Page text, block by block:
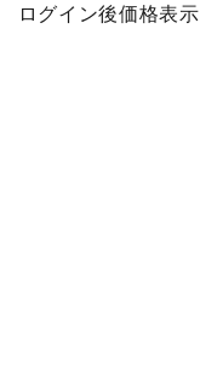
ログイン後価格表示